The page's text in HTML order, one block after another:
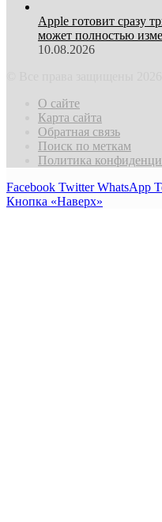
Apple готовит сразу
может полностью
10.08.2026
О сайте
Карта сайта
Обратная связь
Поиск по меткам
Политика
Facebook Twitter WhatsApp
Кнопка «Наверх»